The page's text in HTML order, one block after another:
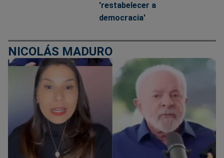
'restabelecer a
democracia'
NICOLÁS MADURO